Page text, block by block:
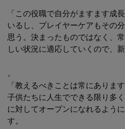
「この役職で自分がますます成
いるし、プレイヤーケアもその
思う。決まったものではなく、
しい状況に適応していくので、
。
「教えるべきことは常にありま
子供たちに人生でできる限り多
に対してオープンになれるよう
す。